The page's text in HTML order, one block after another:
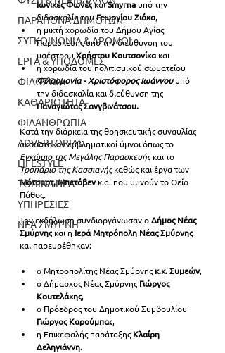
ΠΑΡΑΠΟΝΑ ΔΗΜΟΤΩΝ
ΣΥΓΚΟΙΝΩΝΙΑ & ΔΡΟΜΟΙ
ΕΡΓΑ & ΥΠΟΔΟΜΕΣ
ΦΙΛΟΖΩΙΑ
ΚΑΘΑΡΙΟΤΗΤΑ
ΦΙΛΑΝΘΡΩΠΙΑ
ADVERTORIAL
LIFESTYLE
ΤΟΠΙΚΑ ΝΕΑ
ΥΠΗΡΕΣΙΕΣ
ΝΕΑ ΣΜΥΡΝΗ
Ιωνικές Φωνές και Smyrnaυπό την
διδασκαλία του Γεωργίου Ζιάκα,
η μικτή χορωδία του Δήμου Αγίας
Παρασκευής υπό την διεύθυνση του
μαέστρου Χρήστου Κουτσονίκα και
η χορωδία του πολιτισμικού σωματείου
Φιλαρμονία - Χριστόφορος Ιωάννου υπό
την διδασκαλία και διεύθυνση της
Παναγιώτας Σανγβινάτσου.
Κατά την διάρκεια της θρησκευτικής συναυλίας
ακούστηκαν εμβληματικοί ύμνοι όπως το
Εγκώμιο της Μεγάλης Παρασκευής και το
Τροπάριο της Κασσιανής καθώς και έργα των
Μότσαρτ, Μπετόβεν κ.α. που υμνούν το Θείο
Πάθος.
Την εκδήλωση συνδιοργάνωσαν ο Δήμος Νέας
Σμύρνης και η Ιερά Μητρόπολη Νέας Σμύρνης
και παρευρέθηκαν:
ο Μητροπολίτης Νέας Σμύρνης κ.κ. Συμεών,
ο Δήμαρχος Νέας Σμύρνης Γιώργος
Κουτελάκης,
ο Πρόεδρος του Δημοτικού Συμβουλίου
Γιώργος Καρούμπας,
η Επικεφαλής παράταξης Κλαίρη
Δεληγιάννη.